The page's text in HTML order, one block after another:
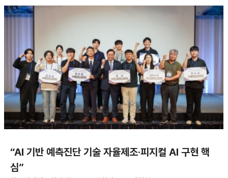
“AI 기반 예측진단 기술 자율제조·피지컬 AI 구현 핵
심”